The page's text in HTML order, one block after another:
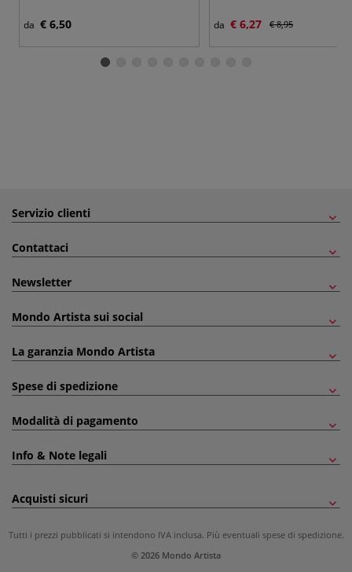
da € 6,50 da € 6,27 € 8,95
Servizio clienti
Contattaci
Newsletter
Mondo Artista sui social
La garanzia Mondo Artista
Spese di spedizione
Modalità di pagamento
Info & Note legali
Acquisti sicuri
Tutti i prezzi pubblicati si intendono IVA inclusa. Più eventuali spese di spedizione.
© 2026 Mondo Artista